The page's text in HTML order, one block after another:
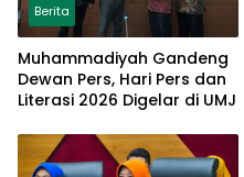
Berita
Muhammadiyah Gandeng
Dewan Pers, Hari Pers dan
Literasi 2026 Digelar di UMJ